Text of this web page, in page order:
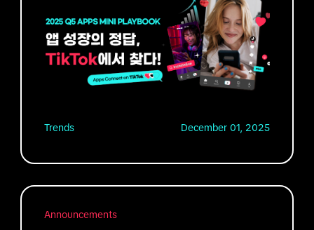
Trends December 01, 2025
Announcements